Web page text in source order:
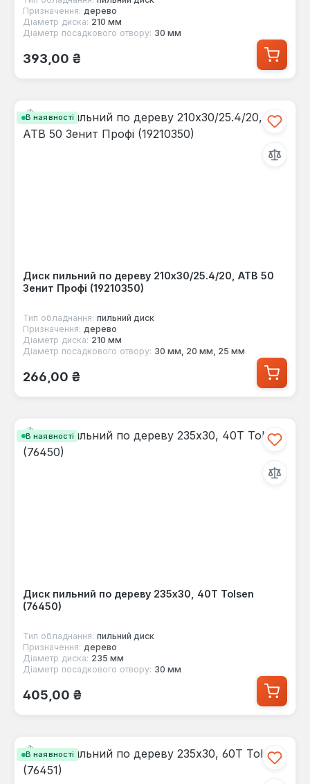
Призначення: дерево
Діаметр диска: 210 мм
Діаметр посадкового отвору: 30 мм
Звичайна ціна:
393,00 ₴
В наявності
Диск пильний по дереву 210x30/25.4/20, ATB 50
Зенит Профі (19210350)
Тип обладнання: пильний диск
Призначення: дерево
Діаметр диска: 210 мм
Діаметр посадкового отвору: 30 мм, 20 мм, 25 мм
Звичайна ціна:
266,00 ₴
В наявності
Диск пильний по дереву 235x30, 40Т Tolsen
(76450)
Тип обладнання: пильний диск
Призначення: дерево
Діаметр диска: 235 мм
Діаметр посадкового отвору: 30 мм
Звичайна ціна:
405,00 ₴
В наявності